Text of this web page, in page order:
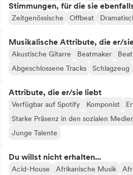
Stimmungen, für die sie
Zeitgenössische Offbeat
Musikalische Attribute, die er/
Akustische Gitarre Beatmaker
Abgeschlossene Tracks
Schlagzeug
Attribute, die er/sie liebt
Verfügbar auf Spotify Komponist
Starke Präsenz in den sozialen
Junge Talente
Du willst nicht erhalten...
Acid-House Afrikanische Musik